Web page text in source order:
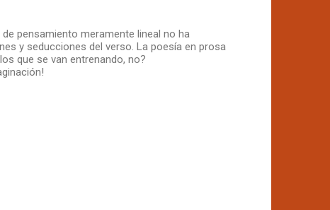
pensamiento meramente lineal no ha
y seducciones del verso. La poesía en prosa
que se van entrenando, no?